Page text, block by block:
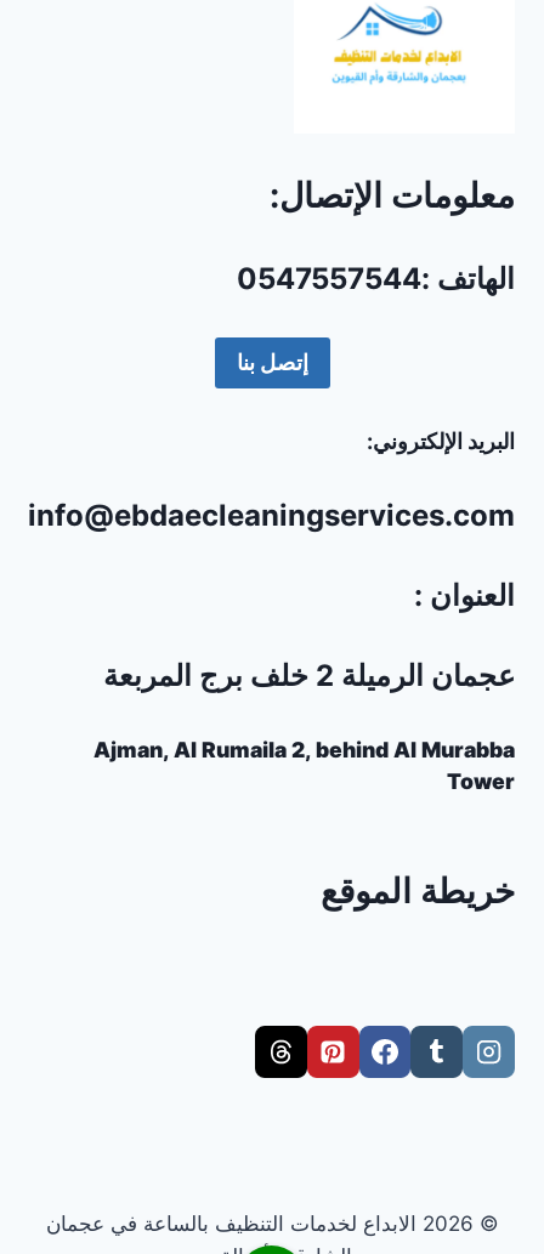
معلومات الإتصال:
الهاتف :0547557544
إتصل بنا
البريد الإلكتروني:
info@ebdaecleaningservices.com
العنوان :
عجمان الرميلة 2 خلف برج المربعة
Ajman, Al Rumaila 2, behind Al Murabba
Tower
خريطة الموقع
© 2026 الابداع لخدمات التنظيف بالساعة في عجمان